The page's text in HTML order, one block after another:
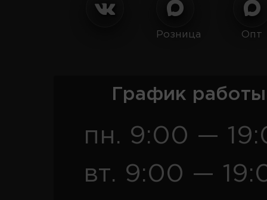
Розница Опт
График
пн. 9:00 —
вт. 9:00 —